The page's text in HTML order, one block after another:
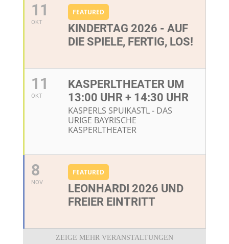
11
OKT
FEATURED
KINDERTAG 2026 - AUF
DIE SPIELE, FERTIG, LOS!
11
OKT
KASPERLTHEATER UM
13:00 UHR + 14:30 UHR
KASPERLS SPUIKASTL - DAS
URIGE BAYRISCHE
KASPERLTHEATER
8
NOV
FEATURED
LEONHARDI 2026 UND
FREIER EINTRITT
ZEIGE MEHR VERANSTALTUNGEN